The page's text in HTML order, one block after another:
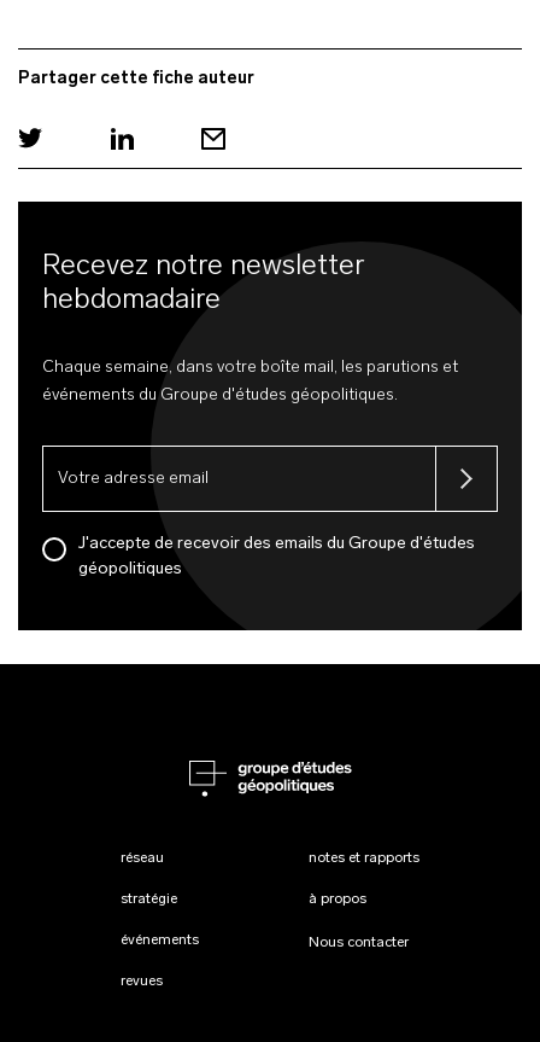
Partager cette fiche auteur
Recevez notre newsletter
hebdomadaire
Chaque semaine, dans votre boîte mail, les parutions et
événements du Groupe d'études géopolitiques.
J'accepte de recevoir des emails du Groupe d'études
géopolitiques
réseau
stratégie
événements
revues
notes et rapports
à propos
Nous contacter